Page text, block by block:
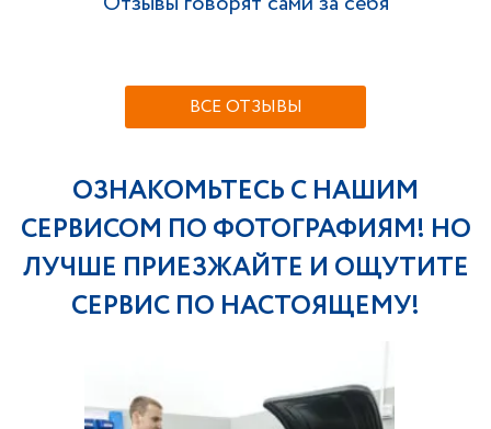
ВСЕ ОТЗЫВЫ
ОЗНАКОМЬТЕСЬ С НАШИМ
СЕРВИСОМ ПО ФОТОГРАФИЯМ! НО
ЛУЧШЕ ПРИЕЗЖАЙТЕ И ОЩУТИТЕ
СЕРВИС ПО НАСТОЯЩЕМУ!